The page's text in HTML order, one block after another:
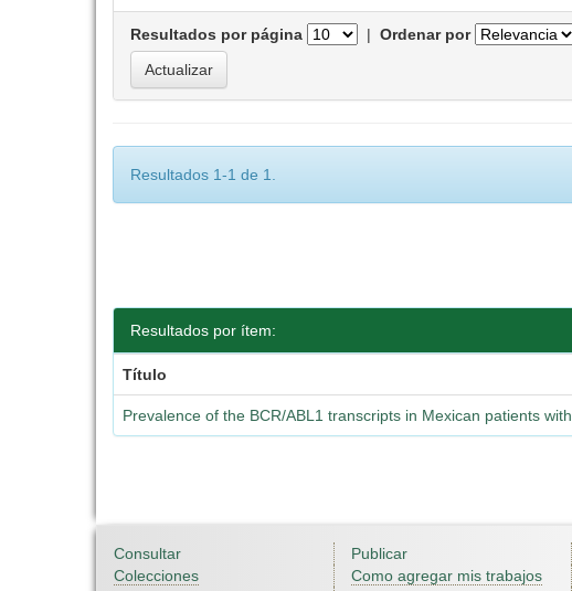
Resultados por página | Ordenar por
Resultados 1-1 de 1.
Resultados por ítem:
Título
Prevalence of the BCR/ABL1 transcripts in Mexican patients
Consultar
Colecciones
Publicar
Como agregar mis trabajos